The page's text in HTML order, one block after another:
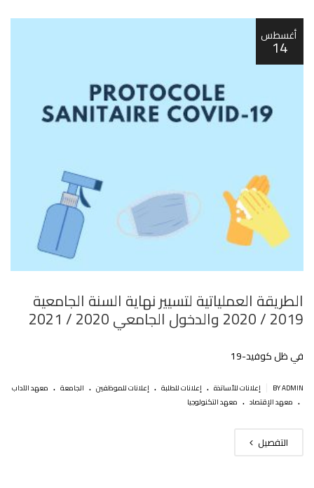
أغسطس
14
الطريقة العملياتية لتسيير نهاية السنة الجامعية
2019 / 2020 والدخول الجامعي 2020 / 2021
في ظل كوفيد-‎19
BY ADMIN إعلانات للأساتذة . إعلانات للطلبة . إعلانات للموظفين . الجامعة . معهد الآداب
. معهد الإقتصاد . معهد التكنولوجيا
التفصيل